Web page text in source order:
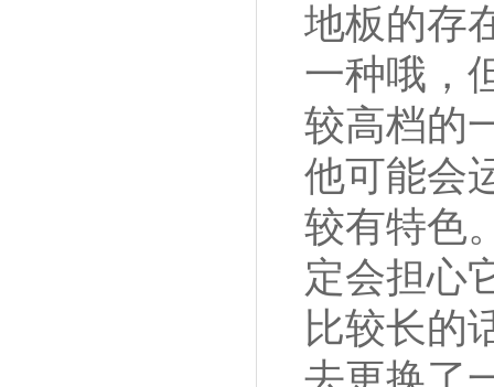
地板的存
一种哦，
较高档的
他可能会
较有特色
定会担心
比较长的